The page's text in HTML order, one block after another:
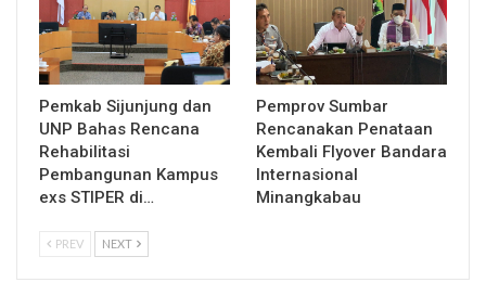
Pemkab Sijunjung dan
UNP Bahas Rencana
Rehabilitasi
Pembangunan Kampus
exs STIPER di…
Pemprov Sumbar
Rencanakan Penataan
Kembali Flyover Bandara
Internasional
Minangkabau
PREV NEXT